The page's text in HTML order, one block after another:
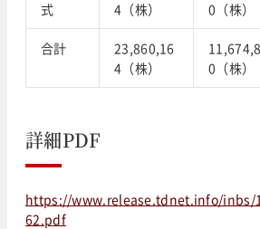
式
4（株）
0（株）
合計
23,860,16
4（株）
0（株）
詳細PDF
https://www.release.tdnet.info/inbs/
62.pdf